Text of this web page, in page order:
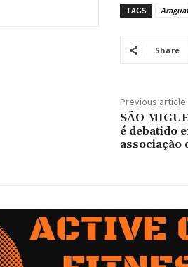
TAGS
Share
Previous article
SÃO
é debatido
associação